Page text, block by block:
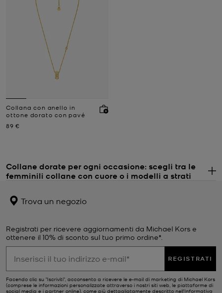
Collana con anello in
ottone dorato con pavé
Prezzo attuale
89 €
Collane dorate per ogni occasione: scegli tra le
femminili collane con cuore o i modelli a strati
non può mancare in ogni guardaroba che si rispetti. Nel corso dei
secoli, i modelli e le tipologie di collane si sono moltiplicati e
occasioni diversi richiedono tipi di collane diversi. I modelli lunghi
con sottile catenina dorata possono essere indossati insieme ad
altri accessori e sfoggiati sopraabiticasual etop da donnaper un
look dal fascino bohémien. Se invece desideri far brillare il tuo
nostre collane firmate da donna sono impreziosite con cristalli
Trova un negozio
Registrati per ricevere aggiornamenti da Michael Kors e
ottenere il 10% di sconto sul tuo primo ordine*.
REGISTRATI
Facendo clic su "Iscriviti", acconsento a ricevere le e-mail di marketing di Michael Kors
(comprese le informazioni personalizzate attraverso i nostri siti web, le piattaforme di
social media e i partner online), come più dettagliatamente descritto nell’Informativa